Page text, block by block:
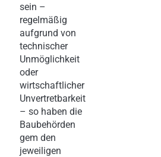
sein –
regelmäßig
aufgrund von
technischer
Unmöglichkeit
oder
wirtschaftlicher
Unvertretbarkeit
– so haben die
Baubehörden
gem den
jeweiligen